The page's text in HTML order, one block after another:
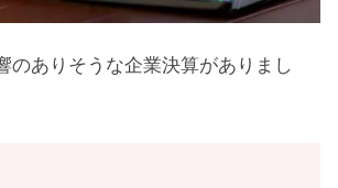
のありそうな企業決算がありまし